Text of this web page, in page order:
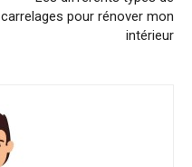
carrelages pour rénover mon
intérieur